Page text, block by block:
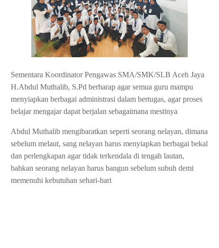
Sementara Koordinator Pengawas SMA/SMK/SLB Aceh Jaya
H.Abdul Muthalib, S.Pd berharap agar semua guru mampu
menyiapkan berbagai administrasi dalam bertugas, agar proses
belajar mengajar dapat berjalan sebagaimana mestinya
Abdul Muthalib mengibaratkan seperti seorang nelayan, dimana
sebelum melaut, sang nelayan harus menyiapkan berbagai bekal
dan perlengkapan agar tidak terkendala di tengah lautan,
bahkan seorang nelayan harus bangun sebelum subuh demi
memenuhi kebutuhan sehari-hari